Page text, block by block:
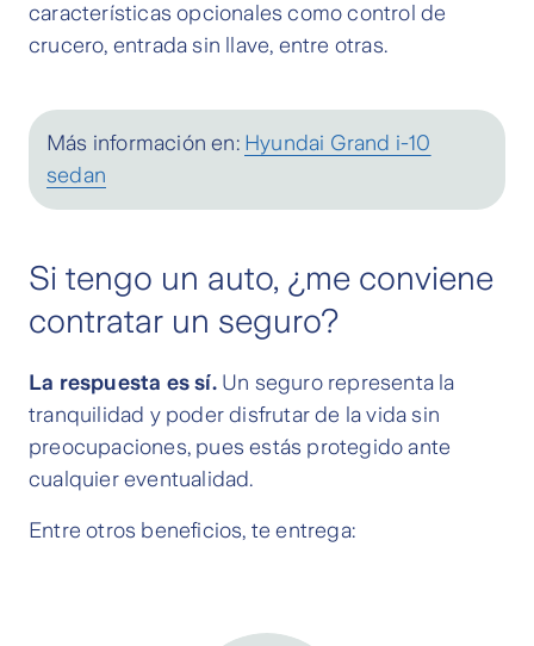
características opcionales como control de
crucero, entrada sin llave, entre otras.
Más información en: Hyundai Grand i-10
sedan
Si tengo un auto, ¿me conviene
contratar un seguro?
La respuesta es sí.Un seguro representa la
tranquilidad y poder disfrutar de la vida sin
preocupaciones, pues estás protegido ante
cualquier eventualidad.
Entre otros beneficios, te entrega: